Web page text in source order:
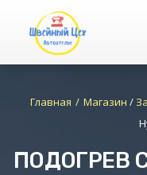
Главная Магазин /
ПОДОГРЕВ